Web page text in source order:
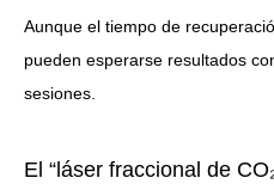
Aunque el tiempo de
pueden esperarse resultados
sesiones.
El “láser fraccional de